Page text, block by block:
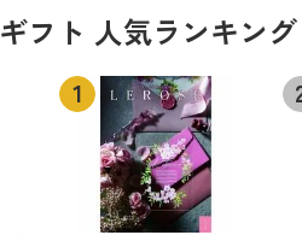
ギフト 人気ランキング